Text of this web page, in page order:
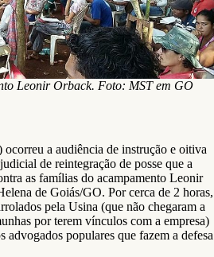
Leonir Orback. Foto: MST em GO
a audiência de instrução e oitiva
de reintegração de posse que a
as famílias do acampamento Leonir
de Goiás/GO. Por cerca de 2 horas,
pela Usina (que não chegaram a
por terem vínculos com a empresa)
advogados populares que fazem a defesa